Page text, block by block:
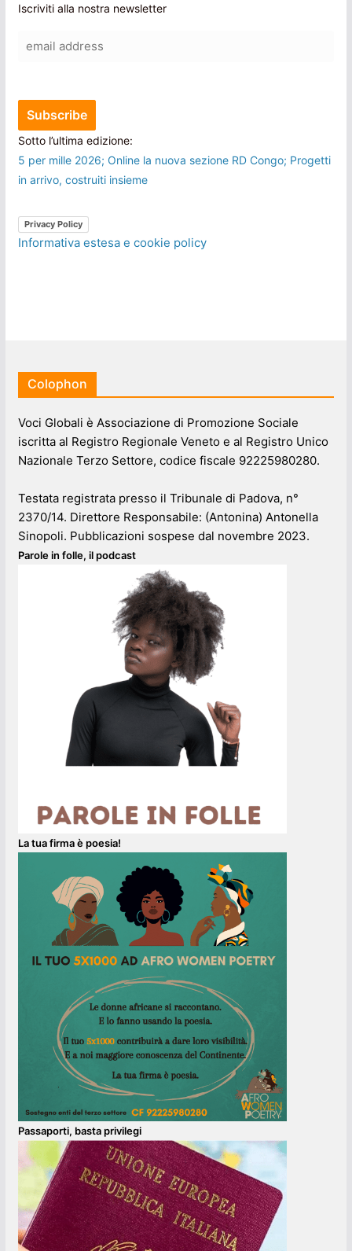
Iscriviti alla nostra newsletter
Sotto l’ultima edizione:
5 per mille 2026; Online la nuova sezione RD Congo; Progetti
in arrivo, costruiti insieme
Privacy Policy
Informativa estesa e cookie policy
Colophon
Voci Globali è Associazione di Promozione Sociale
iscritta al Registro Regionale Veneto e al Registro Unico
Nazionale Terzo Settore, codice fiscale 92225980280.
Testata registrata presso il Tribunale di Padova, n°
2370/14. Direttore Responsabile: (Antonina) Antonella
Sinopoli. Pubblicazioni sospese dal novembre 2023.
Parole in folle, il podcast
La tua firma è poesia!
Passaporti, basta privilegi